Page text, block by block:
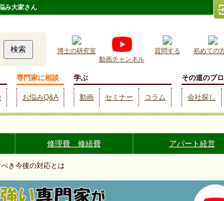
み大家さん
博士の研究室
動画チャンネル
質問する 初めての
専門家に相談
お悩みQ&A
学ぶ
動画 セミナー コラム
その道のプロ
会社探し
修理費 修繕費 アパート経営
き今後の対応とは